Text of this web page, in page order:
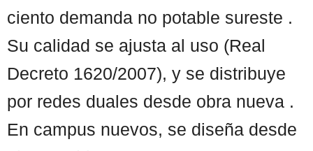
ciento demanda no potable sureste .
Su calidad se ajusta al uso (Real
Decreto 1620/2007), y se distribuye
por redes duales desde obra nueva .
En campus nuevos, se diseña desde